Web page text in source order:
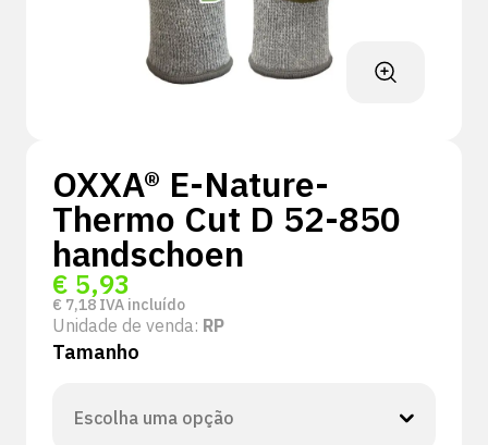
OXXA® E-Nature-
Thermo Cut D 52-850
handschoen
€ 5,93
€ 7,18 IVA incluído
Unidade de venda: RP
Tamanho